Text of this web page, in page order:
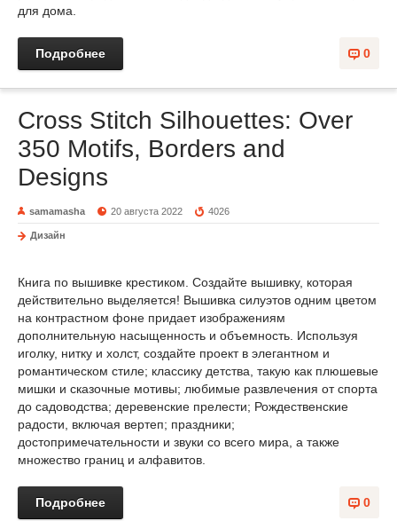
для дома.
0
Подробнее
Cross Stitch Silhouettes: Over
350 Motifs, Borders and
Designs
samamasha 20 августа 2022 4026
Дизайн
Книга по вышивке крестиком. Создайте вышивку, которая
действительно выделяется! Вышивка силуэтов одним цветом
на контрастном фоне придает изображениям
дополнительную насыщенность и объемность. Используя
иголку, нитку и холст, создайте проект в элегантном и
романтическом стиле; классику детства, такую как плюшевые
мишки и сказочные мотивы; любимые развлечения от спорта
до садоводства; деревенские прелести; Рождественские
радости, включая вертеп; праздники;
достопримечательности и звуки со всего мира, а также
множество границ и алфавитов.
0
Подробнее